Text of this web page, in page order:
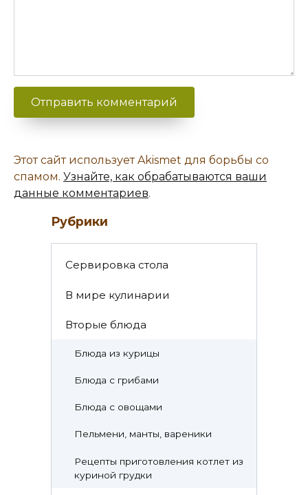
Этот сайт использует Akismet для борьбы со
спамом. Узнайте, как обрабатываются ваши
данные комментариев.
Рубрики
Cервировка стола
В мире кулинарии
Вторые блюда
Блюда из курицы
Блюда с грибами
Блюда с овощами
Пельмени, манты, вареники
Рецепты приготовления котлет из
куриной грудки